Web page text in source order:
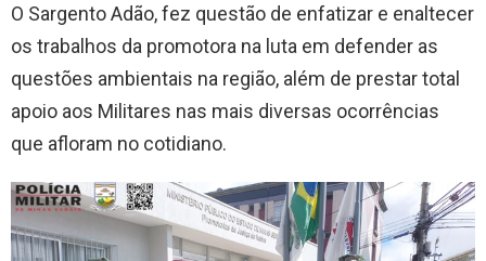
O Sargento Adão, fez questão de enfatizar e enaltecer
os trabalhos da promotora na luta em defender as
questões ambientais na região, além de prestar total
apoio aos Militares nas mais diversas ocorrências
que afloram no cotidiano.